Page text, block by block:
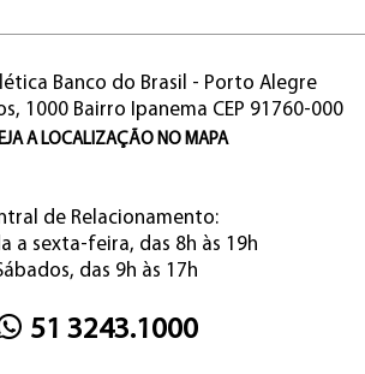
Banco do Brasil - Porto Alegre
1000 Bairro Ipanema CEP 91760-000
A LOCALIZAÇÃO NO MAPA
de Relacionamento:
a sexta-feira, das 8h às 19h
das 9h às 17h
51 3243.1000